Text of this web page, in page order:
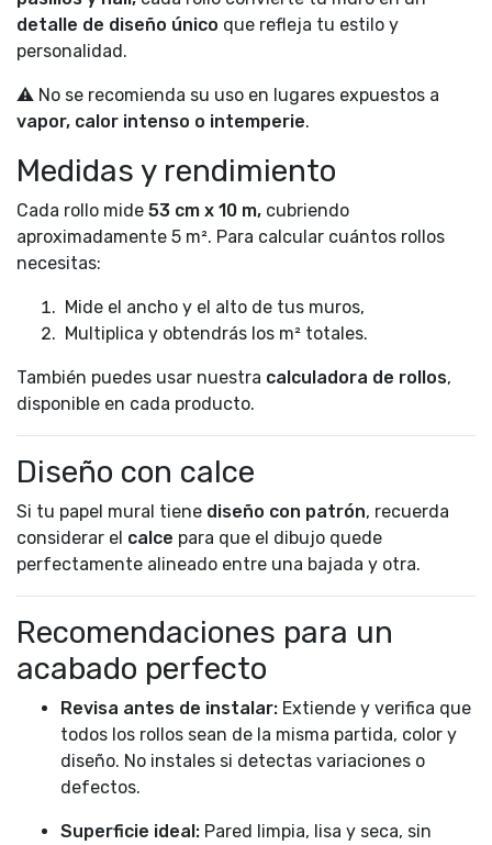
detalle de diseño único que refleja tu estilo y
personalidad.
⚠️ No se recomienda su uso en lugares expuestos a
vapor, calor intenso o intemperie.
Medidas y rendimiento
Cada rollo mide 53 cm x 10 m, cubriendo
aproximadamente 5 m². Para calcular cuántos rollos
necesitas:
Mide el ancho y el alto de tus muros,
Multiplica y obtendrás los m² totales.
También puedes usar nuestra calculadora de rollos,
disponible en cada producto.
Diseño con calce
Si tu papel mural tiene diseño con patrón, recuerda
considerar el calce para que el dibujo quede
perfectamente alineado entre una bajada y otra.
Recomendaciones para un
acabado perfecto
Revisa antes de instalar: Extiende y verifica que
todos los rollos sean de la misma partida, color y
diseño. No instales si detectas variaciones o
defectos.
Superficie ideal: Pared limpia, lisa y seca, sin